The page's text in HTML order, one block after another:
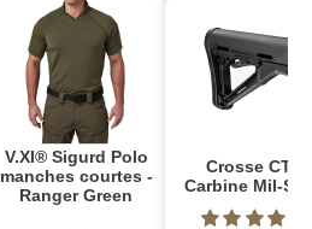
V.XI® Sigurd Polo
manches courtes -
Ranger Green
Crosse CTR
Carbine Mil-